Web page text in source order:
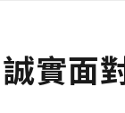
實面